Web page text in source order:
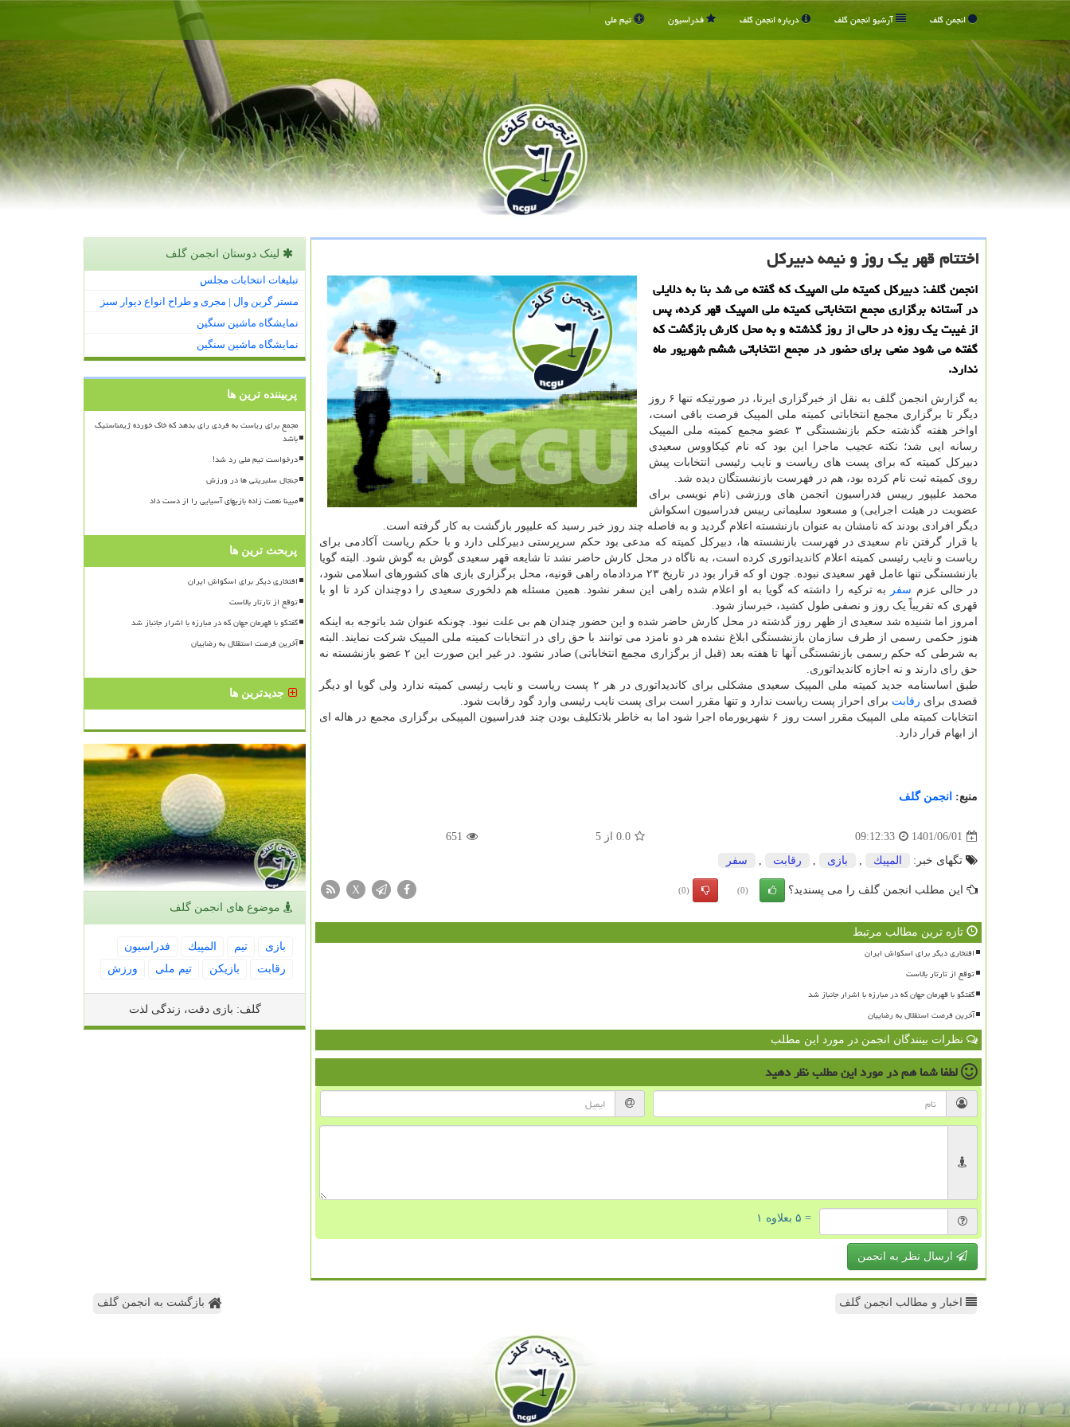
انجمن گلف آرشیو انجمن گلف درباره انجمن گلف فدراسیون تیم ملی
اختتام قهر یک روز و نیمه دبیرکل
انجمن گلف: دبیرکل کمیته ملی المپیک که گفته می شد بنا به دلایلی
در آستانه برگزاری مجمع انتخاباتی کمیته ملی المپیک قهر کرده، پس
از غیبت یک روزه در حالی از روز گذشته و به محل کارش بازگشت که
گفته می شود منعی برای حضور در مجمع انتخاباتی ششم شهریور ماه
ندارد.
به گزارش انجمن گلف به نقل از خبرگزاری ایرنا، در صورتیکه تنها ۶ روز
دیگر تا برگزاری مجمع انتخاباتی کمیته ملی المپیک فرصت باقی است،
اواخر هفته گذشته حکم بازنشستگی ۳ عضو مجمع کمیته ملی المپیک
رسانه ایی شد؛ نکته عجیب ماجرا این بود که نام کیکاووس سعیدی
دبیرکل کمیته که برای پست های ریاست و نایب رئیسی انتخابات پیش
روی کمیته ثبت نام کرده بود، هم در فهرست بازنشستگان دیده شد.
محمد علیپور رییس فدراسیون انجمن های ورزشی (نام نویسی برای
عضویت در هیئت اجرایی) و مسعود سلیمانی رییس فدراسیون اسکواش
دیگر افرادی بودند که نامشان به عنوان بازنشسته اعلام گردید و به فاصله چند روز خبر رسید که علیپور بازگشت به کار گرفته است.
با قرار گرفتن نام سعیدی در فهرست بازنشسته ها، دبیرکل کمیته که مدعی بود حکم سرپرستی دبیرکلی دارد و با حکم ریاست آکادمی برای
ریاست و نایب رئیسی کمیته اعلام کاندیداتوری کرده است، به ناگاه در محل کارش حاضر نشد تا شایعه قهر سعیدی گوش به گوش شود. البته گویا
بازنشستگی تنها عامل قهر سعیدی نبوده. چون او که قرار بود در تاریخ ۲۳ مردادماه راهی قونیه، محل برگزاری بازی های کشورهای اسلامی شود،
در حالی عزم سفر
به ترکیه را داشته که گویا به او اعلام شده راهی این سفر نشود. همین مسئله هم دلخوری سعیدی را دوچندان کرد تا او با
قهری که تقریباً یک روز و نصفی طول کشید، خبرساز شود.
امروز اما شنیده شد سعیدی از ظهر روز گذشته در محل کارش حاضر شده و این حضور چندان هم بی علت نبود. چونکه عنوان شد باتوجه به اینکه
هنوز حکمی رسمی از طرف سازمان بازنشستگی ابلاغ نشده هر دو نامزد می توانند با حق رای در انتخابات کمیته ملی المپیک شرکت نمایند. البته
به شرطی که حکم رسمی بازنشستگی آنها تا هفته بعد (قبل از برگزاری مجمع انتخاباتی) صادر نشود. در غیر این صورت این ۲ عضو بازنشسته نه
حق رای دارند و نه اجازه کاندیداتوری.
طبق اساسنامه جدید کمیته ملی المپیک سعیدی مشکلی برای کاندیداتوری در هر ۲ پست ریاست و نایب رئیسی کمیته ندارد ولی گویا او دیگر
قصدی برای رقابت برای احراز پست ریاست ندارد و تنها مقرر است برای پست نایب رئیسی وارد گود رقابت شود.
انتخابات کمیته ملی المپیک مقرر است روز ۶ شهریورماه اجرا شود اما به خاطر بلاتکلیف بودن چند فدراسیون المپیکی برگزاری مجمع در هاله ای
از ابهام قرار دارد.
منبع: انجمن گلف
1401/06/01
09:12:33
0.0 از5
651
تگهای خبر: المپیك , بازی , رقابت , سفر
این مطلب انجمن گلف را می پسندید؟ (0)
(0)
X
تازه ترین مطالب مرتبط
افتخاری دیگر برای اسکواش ایران
توقع از تارتار بالاست
گفتگو با قهرمان جهان که در مبارزه با اشرار جانباز شد
آخرین فرصت استقلال به رضاییان
نظرات بینندگان انجمن در مورد این مطلب
لطفا شما همدر مورد این مطلبنظر دهید
= ۵ بعلاوه ۱
ارسال نظر به انجمن
لینک دوستان انجمن گلف
تبلیغات انتخابات مجلس
مستر گرین وال | مجری و طراح انواع دیوار سبز
نمایشگاه ماشین سنگین
نمایشگاه ماشین سنگین
پربیننده ترین ها
مجمع برای ریاست به فردی رای بدهد که خاک خورده ژیمناستیک
باشد
درخواست تیم ملی رد شد!
جنجال سلبریتی ها در ورزش
مبینا نعمت زاده بازیهای آسیایی را از دست داد
پربحث ترین ها
افتخاری دیگر برای اسکواش ایران
توقع از تارتار بالاست
گفتگو با قهرمان جهان که در مبارزه با اشرار جانباز شد
آخرین فرصت استقلال به رضاییان
جدیدترین ها
موضوع های انجمن گلف
بازی تیم المپیك
فدراسیون
رقابت
بازیكن تیم ملی ورزش
گلف: بازی دقت، زندگی لذت
اخبار و مطالب انجمن گلف بازگشت به انجمن گلف